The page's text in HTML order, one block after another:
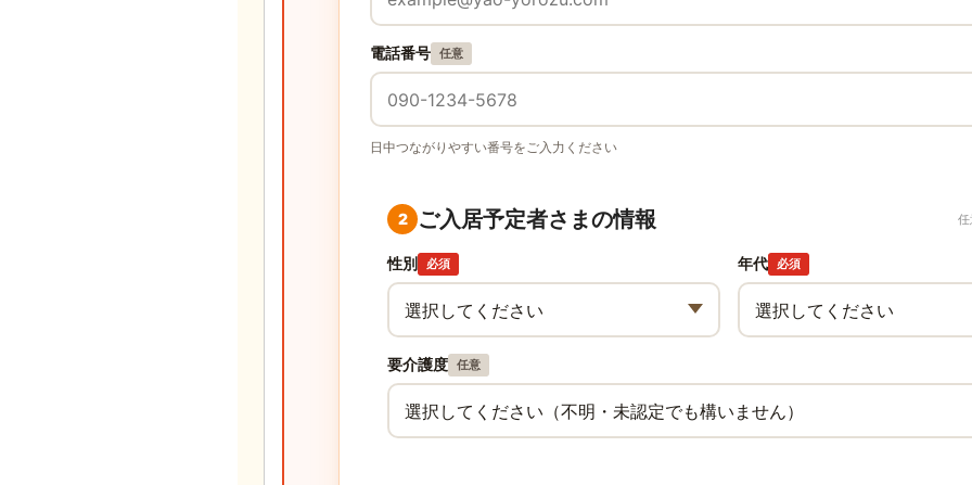
電話番号 任意
日中つながりやすい番号をご入力ください
2 ご入居予定者さまの情報
性別 必須 年代 必須
要介護度 任意